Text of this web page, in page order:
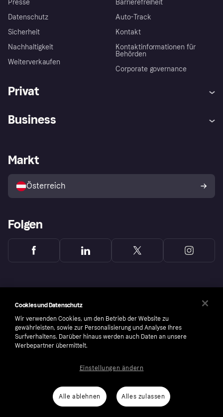
Presse
Datenschutz
Sicherheit
Nachhaltigkeit
Weiterverkaufen
Barrierefreiheit
Auto-Track
Kontakt
Kontaktinformationen für
Behörden
Corporate governance
Privat
Shops entdecken
Business
Händlerportal
Markt
Österreich
Folgen
number: 556737-0431
Cookies Klarna.com
Cookies und Datenschutz
Wir verwenden Cookies, um den Betrieb der Website zu
gewährleisten, sowie zur Personalisierung und Analyse Ihres
Surfverhaltens. Darüber hinaus werden auch Daten an unsere
Werbepartner übermittelt.
Alle ablehnen Alles zulassen
Einstellungen ändern